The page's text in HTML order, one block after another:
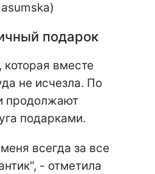
подарок
вместе
не исчезла. По
продолжают
подарками.
всегда за все
- отметила